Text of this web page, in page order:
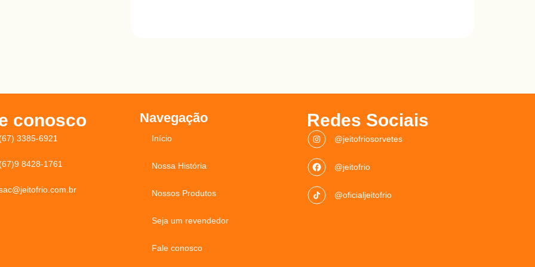
conosco
3385-6921
8428-1761
Navegação
Início
Nossa História
Nossos Produtos
Seja um revendedor
Fale conosco
Redes Sociais
@jeitofriosorvetes
@jeitofrio
@oficialjeitofrio